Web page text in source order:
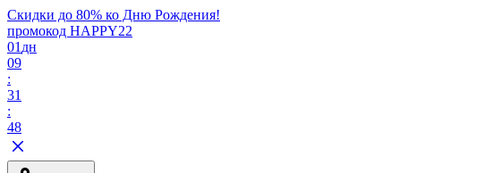
Скидки до 80% ко Дню Рождения!
промокод HAPPY22
01 дн
09
:
31
:
48